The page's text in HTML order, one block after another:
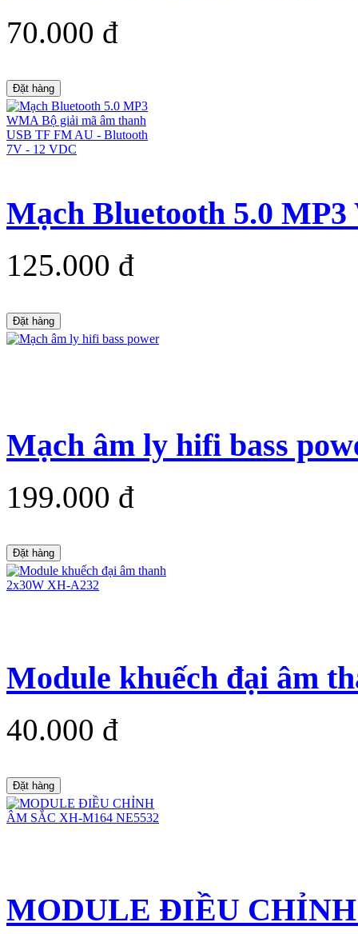
70.000 đ
Đặt hàng
Mạch Bluetooth 5.0
125.000 đ
Đặt hàng
Mạch âm ly hifi bass
199.000 đ
Đặt hàng
Module khuếch đại âm
40.000 đ
Đặt hàng
MODULE ĐIỀU CHỈNH